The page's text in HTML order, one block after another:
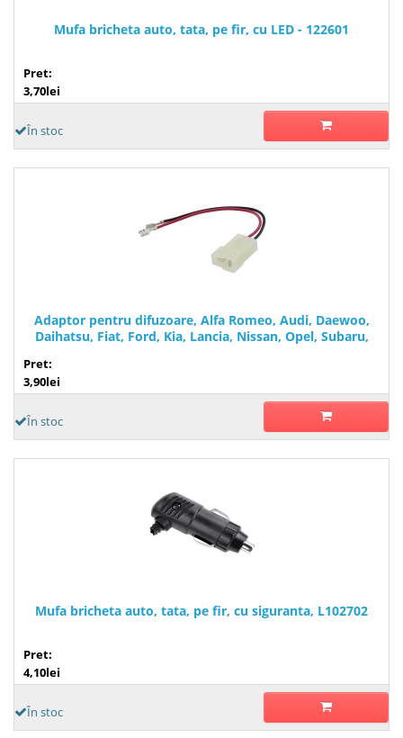
Mufa bricheta auto, tata, pe fir, cu LED - 122601
Pret:
3,70lei
În stoc
Adaptor pentru difuzoare, Alfa Romeo, Audi, Daewoo,
Daihatsu, Fiat, Ford, Kia, Lancia, Nissan, Opel, Subaru,
Pret:
3,90lei
În stoc
Mufa bricheta auto, tata, pe fir, cu siguranta, L102702
Pret:
4,10lei
În stoc